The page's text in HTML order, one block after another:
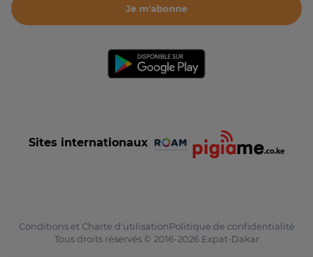
Je m'abonne
Sites internationaux
Conditions et Charte d'utilisationPolitique de confidentialité
Tous droits réservés © 2016-2026 Expat-Dakar